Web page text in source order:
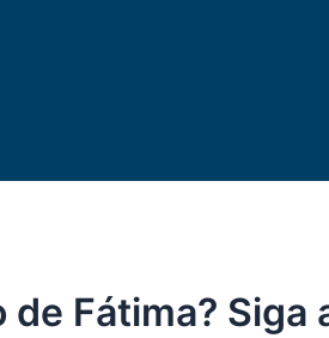
Fátima?